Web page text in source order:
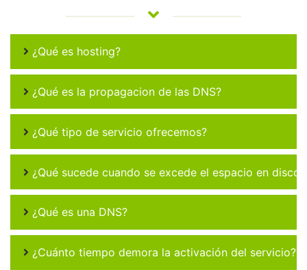
¿Qué es hosting?
¿Qué es la propagacion de las DNS?
¿Qué tipo de servicio ofrecemos?
¿Qué sucede cuando se excede el espacio en disco
¿Qué es una DNS?
¿Cuánto tiempo demora la activación del servicio?